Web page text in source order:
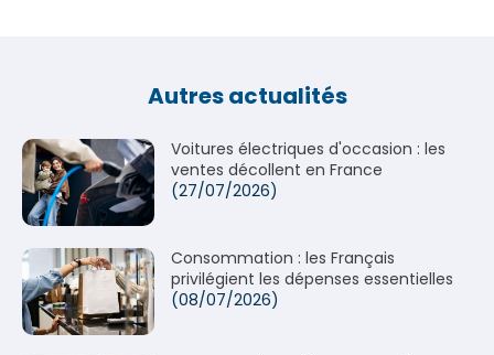
Autres actualités
Voitures électriques d'occasion : les
ventes décollent en France
(27/07/2026)
Consommation : les Français
privilégient les dépenses essentielles
(08/07/2026)